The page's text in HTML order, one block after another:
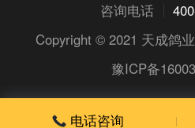
咨询电话
Copyright © 2021 天成鸽业
豫ICP备
电话咨询